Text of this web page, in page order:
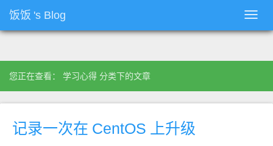
饭饭 's Blog
您正在查看： 学习心得 分类下的文章
记录一次在 CentOS
上升级